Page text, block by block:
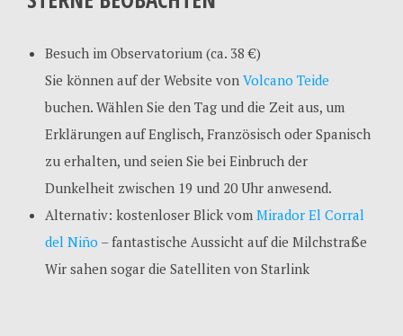
Besuch im Observatorium (ca. 38 €)
Sie können auf der Website von Volcano Teide
buchen. Wählen Sie den Tag und die Zeit aus, um
Erklärungen auf Englisch, Französisch oder Spanisch
zu erhalten, und seien Sie bei Einbruch der
Dunkelheit zwischen 19 und 20 Uhr anwesend.
Alternativ: kostenloser Blick vom Mirador El Corral
del Niño – fantastische Aussicht auf die Milchstraße
Wir sahen sogar die Satelliten von Starlink